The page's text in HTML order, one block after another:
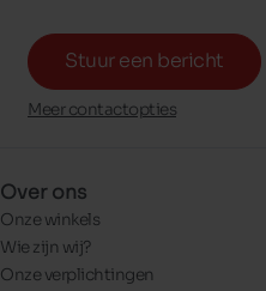
Stuur een bericht
Meer contactopties
Over ons
Onze winkels
Wie zijn wij?
Onze verplichtingen